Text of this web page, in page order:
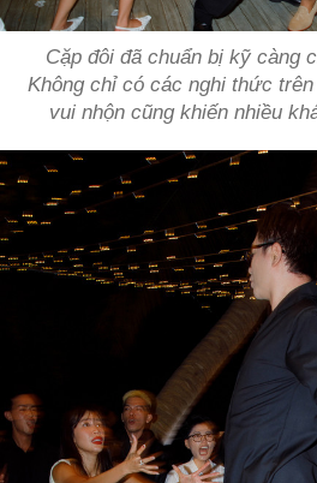
Cặp đôi đã chuẩn bị kỹ càng
Không chỉ có các nghi thức
vui nhộn cũng khiến nhiều